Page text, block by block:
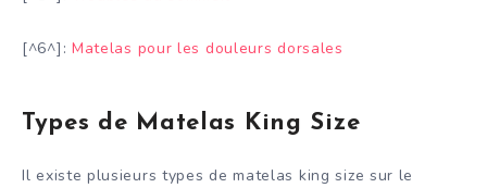
[^6^]: Matelas pour les douleurs dorsales
Types de Matelas King Size
Il existe plusieurs types de matelas king size sur le